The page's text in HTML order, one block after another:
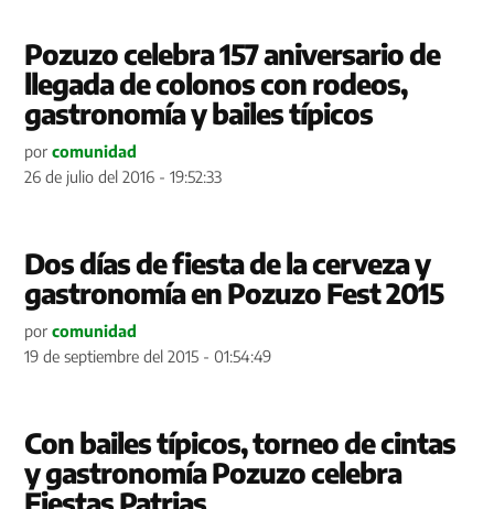
Pozuzo celebra 157 aniversario de
llegada de colonos con rodeos,
gastronomía y bailes típicos
por comunidad
26 de julio del 2016 - 19:52:33
Dos días de fiesta de la cerveza y
gastronomía en Pozuzo Fest 2015
por comunidad
19 de septiembre del 2015 - 01:54:49
Con bailes típicos, torneo de cintas
y gastronomía Pozuzo celebra